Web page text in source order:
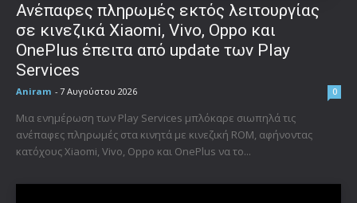
Ανέπαφες πληρωμές εκτός λειτουργίας
σε κινεζικά Xiaomi, Vivo, Oppo και
OnePlus έπειτα από update των Play
Services
Aniram - 7 Αυγούστου 2026 0
Μια ενημέρωση των Play Services μπλόκαρε σιωπηλά τις
ανέπαφες πληρωμές στα κινητά με κινεζική ROM, αφήνοντας
κατόχους Xiaomi, Vivo, Oppo και OnePlus να το...